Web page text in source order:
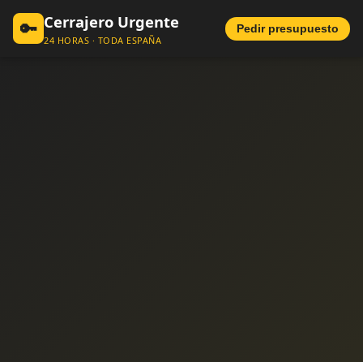
🔑 Cerrajero Urgente
24 HORAS · TODA ESPAÑA
Pedir presupuesto